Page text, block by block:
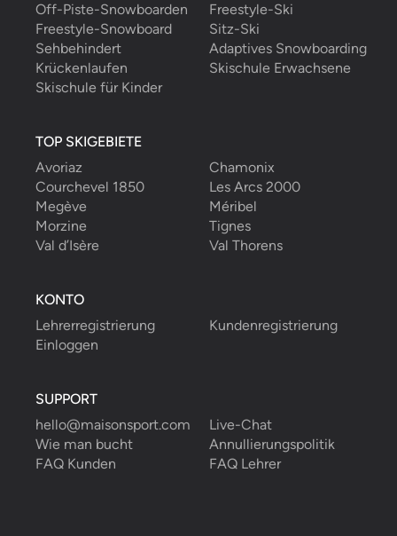
Off-Piste-Snowboarden
Freestyle-Ski
Freestyle-Snowboard
Sitz-Ski
Sehbehindert
Adaptives Snowboarding
Krückenlaufen
Skischule Erwachsene
Skischule für Kinder
TOP SKIGEBIETE
Avoriaz
Chamonix
Courchevel 1850
Les Arcs 2000
Megève
Méribel
Morzine
Tignes
Val d’Isère
Val Thorens
KONTO
Lehrerregistrierung
Kundenregistrierung
Einloggen
SUPPORT
hello@maisonsport.com
Live-Chat
Wie man bucht
Annullierungspolitik
FAQ Kunden
FAQ Lehrer